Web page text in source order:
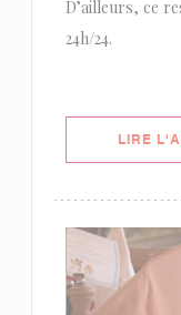
D’ailleurs, ce
24h/24.
LIRE